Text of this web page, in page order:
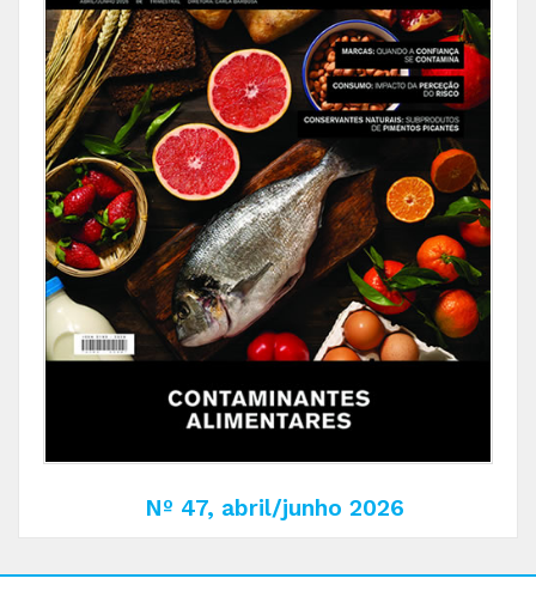
Nº 47, abril/junho 2026